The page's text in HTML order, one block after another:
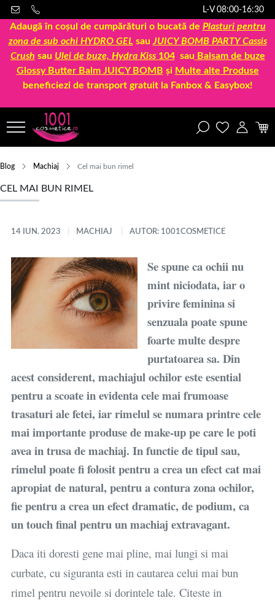
L-V 08:00-16:30
Adaugă în coșul de cumpărături o bucată de Plasturi pentru
zona de sub ochi HYDRO GEL sau JUICY BOMB PARTY Cassis
Crush sau Ulei de buze, Hydra Kiss 104sau Balsam de buze
Glossy Butter Balm JUICY BOMB și Multe alte Produse
beneficiezi de transport gratuit la Fanbox & Easybox!
Blog Machiaj Cel mai bun rimel
CEL MAI BUN RIMEL
14 IUN. 2023 MACHIAJ AUTOR: 1001COSMETICE
Se spune ca ochii nu
mint niciodata, iar o
privire feminina si
senzuala poate spune
foarte multe despre
purtatoarea sa. Din
acest considerent, machiajul ochilor este esential
pentru a scoate in evidenta cele mai frumoase
trasaturi ale fetei, iar rimelul se numara printre cele
mai importante produse de make-up pe care le poti
avea in trusa de machiaj. In functie de tipul sau,
rimelul poate fi folosit pentru a crea un efect cat mai
apropiat de natural, pentru a contura zona ochilor,
fie pentru a crea un efect dramatic, de podium, ca
un touch final pentru un machiaj extravagant.
Daca iti doresti gene mai pline, mai lungi si mai
curbate, cu siguranta esti in cautarea celui mai bun
rimel pentru nevoile si dorintele tale. Citeste in